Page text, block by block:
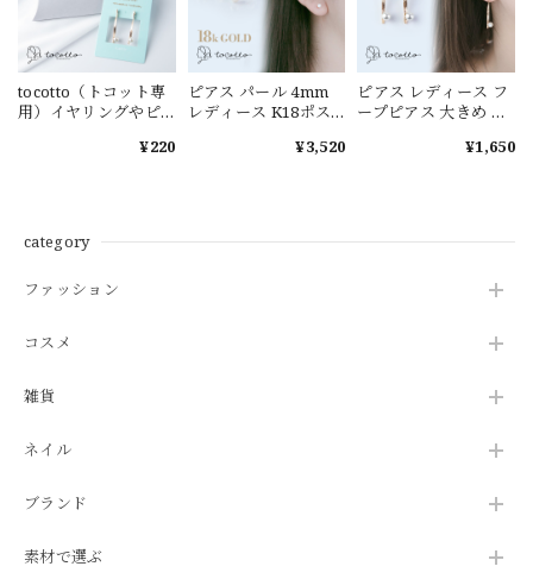
tocotto（トコット専
用）イヤリングやピ
¥220
ピアス パール 4mm
レディース K18ポス
ッケルフリー 韓国ピ
¥3,520
ピアス レディース フ
ープピアス 大きめ ピ
チタン【tocotto】
ンタイン ホワイトデ
¥1,650
category
ファッション
コスメ
雑貨
ネイル
ブランド
素材で選ぶ